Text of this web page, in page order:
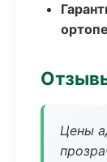
Цены